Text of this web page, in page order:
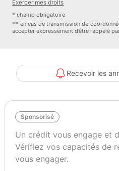
- gps couleur : oui
- gps tactile : oui
- dimension des jantes : 16
- ordinateur de bord : oui
- prise-12v : oui
- regulateur de vitesse : oui
- stop start : oui
- vitres surteintees : oui
- volant multifonctions : oui
Véhicule visible UNIQUEMENT sur
avec votre conseiller commercial
Exercer mes droits
* champ obligatoire
** en cas de transmission de
accepter expressément d’être rappelé par
Recevoir les
Sponsorisé
Un crédit vous engage et
Vérifiez vos capacités de
vous engager.